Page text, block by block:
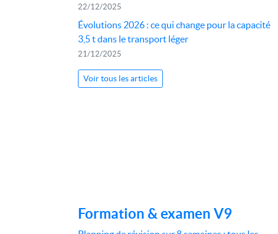
22/12/2025
Évolutions 2026 : ce qui change pour la capacité
3,5 t dans le transport léger
21/12/2025
Voir tous les articles
Formation & examen V9